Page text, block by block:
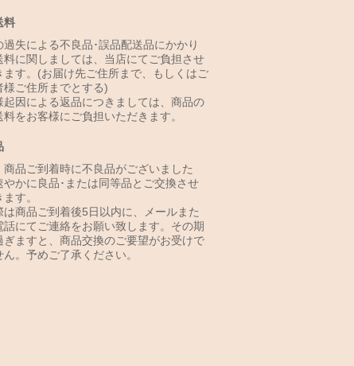
料
過失による不良品･誤品配送品にかかり
料に関しましては、当店にてご負担させ
ます。(お届け先ご住所まで、もしくはご
様ご住所までとする)
起因による返品につきましては、商品の
料をお客様にご負担いただきます。
商品ご到着時に不良品がございました
やかに良品･または同等品とご交換させ
す。
は商品ご到着後5日以内に、メールまた
話にてご連絡をお願い致します。その期
ぎますと、商品交換のご要望がお受けで
ん。予めご了承ください。